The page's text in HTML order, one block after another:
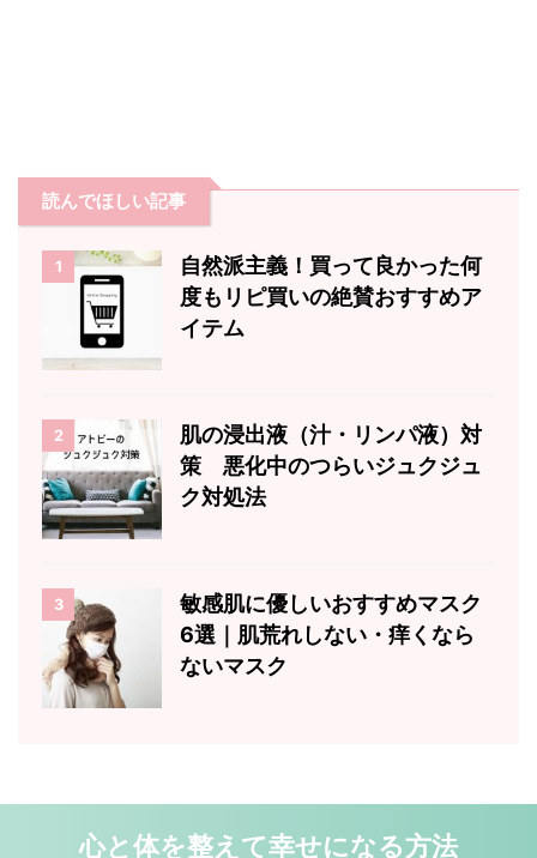
読んでほしい記事
1
自然派主義！買って良かった何
度もリピ買いの絶賛おすすめア
イテム
2
肌の浸出液（汁・リンパ液）対
策 悪化中のつらいジュクジュ
ク対処法
3
敏感肌に優しいおすすめマスク
6選｜肌荒れしない・痒くなら
ないマスク
心と体を整えて幸せになる方法